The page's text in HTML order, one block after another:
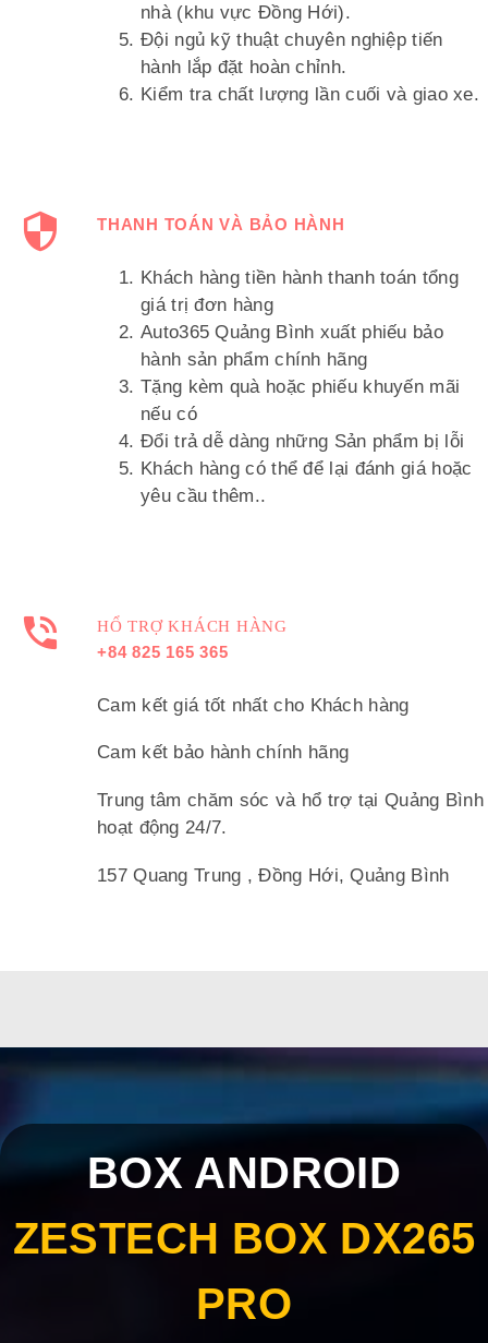
nhà (khu vực Đồng Hới).
Đội ngủ kỹ thuật chuyên nghiệp tiến
hành lắp đặt hoàn chỉnh.
Kiểm tra chất lượng lần cuối và giao xe.
THANH TOÁN VÀ BẢO HÀNH
Khách hàng tiền hành thanh toán tổng
giá trị đơn hàng
Auto365 Quảng Bình xuất phiếu bảo
hành sản phẩm chính hãng
Tặng kèm quà hoặc phiếu khuyến mãi
nếu có
Đổi trả dễ dàng những Sản phẩm bị lỗi
Khách hàng có thể để lại đánh giá hoặc
yêu cầu thêm..
HỔ TRỢ KHÁCH HÀNG
+84 825 165 365
Cam kết giá tốt nhất cho Khách hàng
Cam kết bảo hành chính hãng
Trung tâm chăm sóc và hổ trợ tại Quảng Bình
hoạt động 24/7.
157 Quang Trung , Đồng Hới, Quảng Bình
BOX ANDROID
ZESTECH BOX DX265
PRO